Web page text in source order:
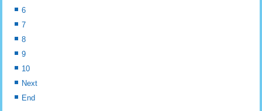
6
7
8
9
10
Next
End